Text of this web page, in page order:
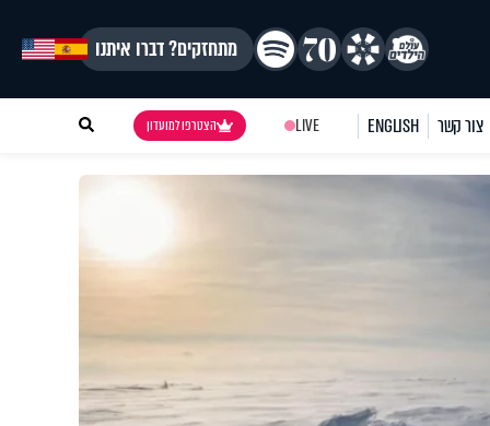
מתחזקים? דברו איתנו
צור קשר ENGLISH
LIVE הצטרפו למועדון